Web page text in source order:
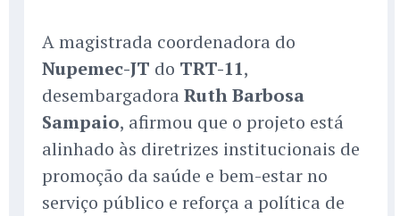
A magistrada coordenadora do
Nupemec-JT do TRT-11,
desembargadora Ruth Barbosa
Sampaio, afirmou que o projeto está
alinhado às diretrizes institucionais de
promoção da saúde e bem-estar no
serviço público e reforça a política de